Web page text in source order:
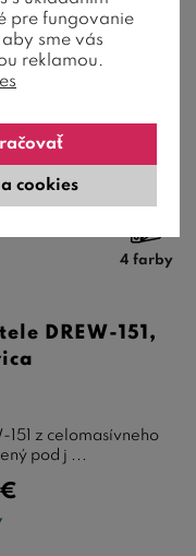
4 farby
DREW-151,
z celomasívneho
pod j ...
€
pre fungovanie
sme vás
reklamou.
cookies